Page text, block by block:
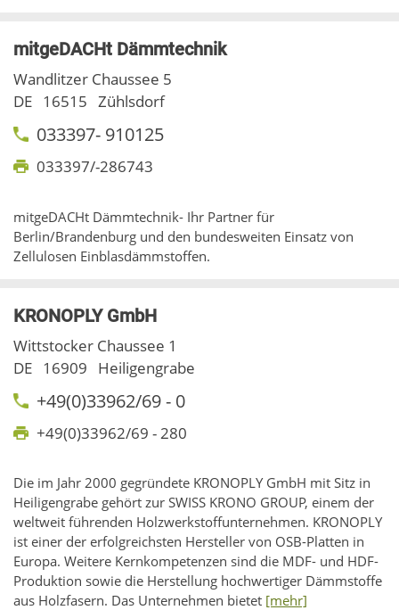
mitgeDACHt Dämmtechnik
Wandlitzer Chaussee 5
DE 16515 Zühlsdorf
033397- 910125
033397/-286743
mitgeDACHt Dämmtechnik- Ihr Partner für
Berlin/Brandenburg und den bundesweiten Einsatz von
Zellulosen Einblasdämmstoffen.
KRONOPLY GmbH
Wittstocker Chaussee 1
DE 16909 Heiligengrabe
+49(0)33962/69 - 0
+49(0)33962/69 - 280
Die im Jahr 2000 gegründete KRONOPLY GmbH mit Sitz in
Heiligengrabe gehört zur SWISS KRONO GROUP, einem der
weltweit führenden Holzwerkstoffunternehmen. KRONOPLY
ist einer der erfolgreichsten Hersteller von OSB-Platten in
Europa. Weitere Kernkompetenzen sind die MDF- und HDF-
Produktion sowie die Herstellung hochwertiger Dämmstoffe
aus Holzfasern. Das Unternehmen bietet [mehr]